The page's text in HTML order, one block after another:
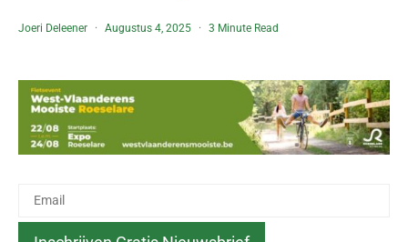
Joeri Deleener Augustus 4, 2025 3 Minute Read